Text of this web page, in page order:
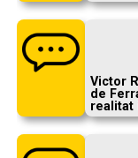
Victor
de
realitat